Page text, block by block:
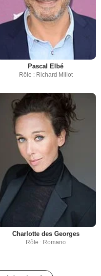
Pascal Elbé
Rôle : Richard Millot
Charlotte des Georges
Rôle : Romano